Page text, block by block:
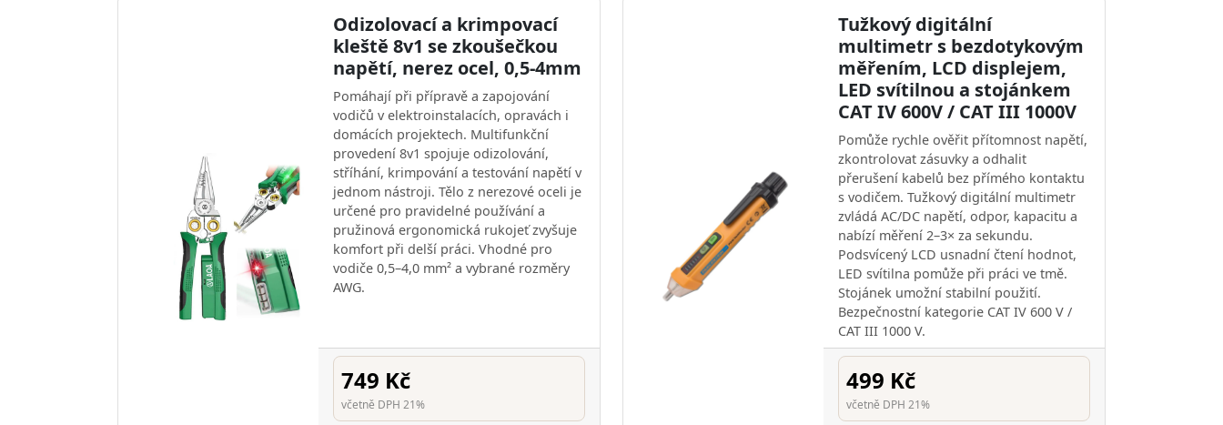
Odizolovací a krimpovací
kleště 8v1 se zkoušečkou
napětí, nerez ocel, 0,5-4mm
Pomáhají při přípravě a zapojování
vodičů v elektroinstalacích, opravách i
domácích projektech. Multifunkční
provedení 8v1 spojuje odizolování,
stříhání, krimpování a testování napětí v
jednom nástroji. Tělo z nerezové oceli je
určené pro pravidelné používání a
pružinová ergonomická rukojeť zvyšuje
komfort při delší práci. Vhodné pro
vodiče 0,5–4,0 mm² a vybrané rozměry
AWG.
749 Kč
včetně DPH 21%
Tužkový digitální
multimetr s bezdotykovým
měřením, LCD displejem,
LED svítilnou a stojánkem
CAT IV 600V / CAT III 1000V
Pomůže rychle ověřit přítomnost napětí,
zkontrolovat zásuvky a odhalit
přerušení kabelů bez přímého kontaktu
s vodičem. Tužkový digitální multimetr
zvládá AC/DC napětí, odpor, kapacitu a
nabízí měření 2–3× za sekundu.
Podsvícený LCD usnadní čtení hodnot,
LED svítilna pomůže při práci ve tmě.
Stojánek umožní stabilní použití.
Bezpečnostní kategorie CAT IV 600 V /
CAT III 1000 V.
499 Kč
včetně DPH 21%